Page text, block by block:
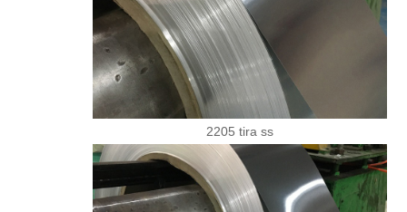
2205 tira ss